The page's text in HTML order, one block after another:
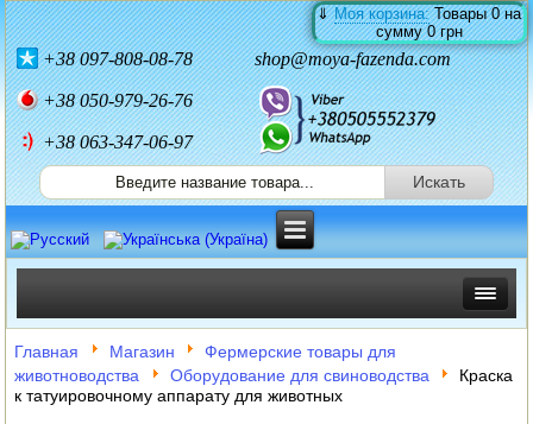
⇓Моя корзина:Товары0на
сумму0 грн
+38097-808-08-78 shop@moya-fazenda.com
+38050-979-26-76
+38 063-347-06-97
ИНКУБАТОРЫ
ЗЕРНОДРОБИЛКИ
Главная Магазин
Фермерские товары для
животноводства
Оборудование для свиноводства
Краска
к татуировочному аппарату для животных